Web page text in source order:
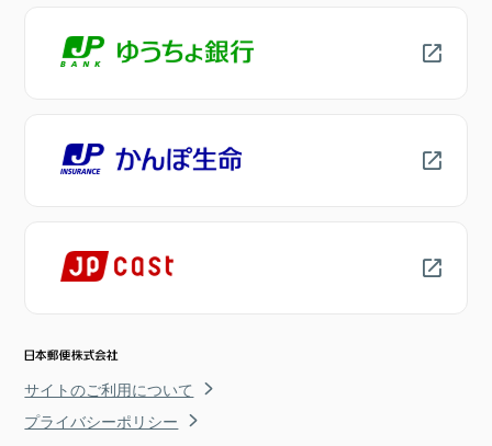
サイトのご利用について
プライバシーポリシー